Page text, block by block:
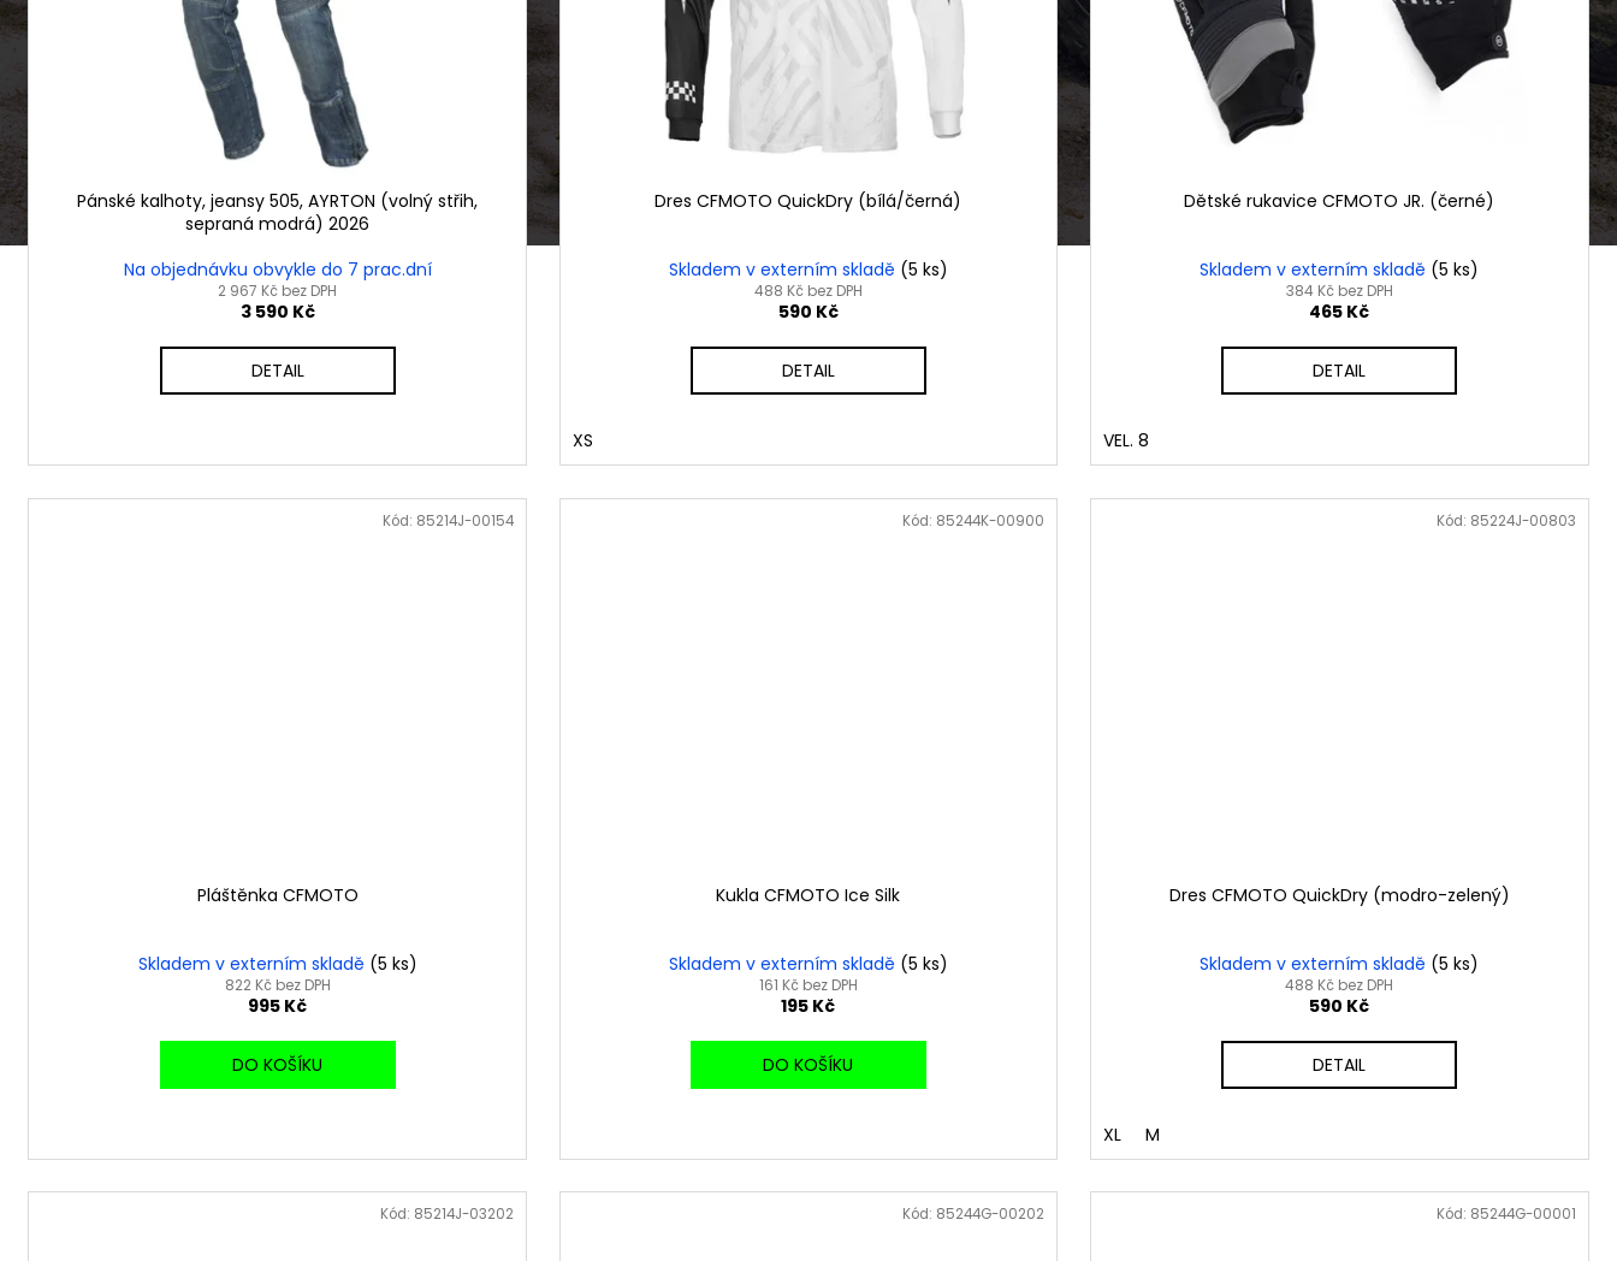
ů
o
t
ů
Pánské kalhoty, jeansy 505, AYRTON (volný střih,
sepraná modrá) 2026
Na objednávku obvykle do 7 prac.dní
2 967 Kč bez DPH
3 590 Kč
DETAIL
Dres CFMOTO QuickDry (bílá/černá)
Skladem v externím skladě (5 ks)
488 Kč bez DPH
590 Kč
DETAIL
XS
Dětské rukavice CFMOTO JR. (černé)
Skladem v externím skladě (5 ks)
384 Kč bez DPH
465 Kč
DETAIL
VEL. 8
Pláštěnka CFMOTO
Skladem v externím skladě (5 ks)
822 Kč bez DPH
995 Kč
DO KOŠÍKU
Kód: 85214J-00154
Kukla CFMOTO Ice Silk
Skladem v externím skladě (5 ks)
161 Kč bez DPH
195 Kč
DO KOŠÍKU
Kód: 85244K-00900
Dres CFMOTO QuickDry (modro-zelený)
Skladem v externím skladě (5 ks)
488 Kč bez DPH
590 Kč
DETAIL
XL M
Kód: 85224J-00803
Kód: 85214J-03202 Kód: 85244G-00202 Kód: 85244G-00001